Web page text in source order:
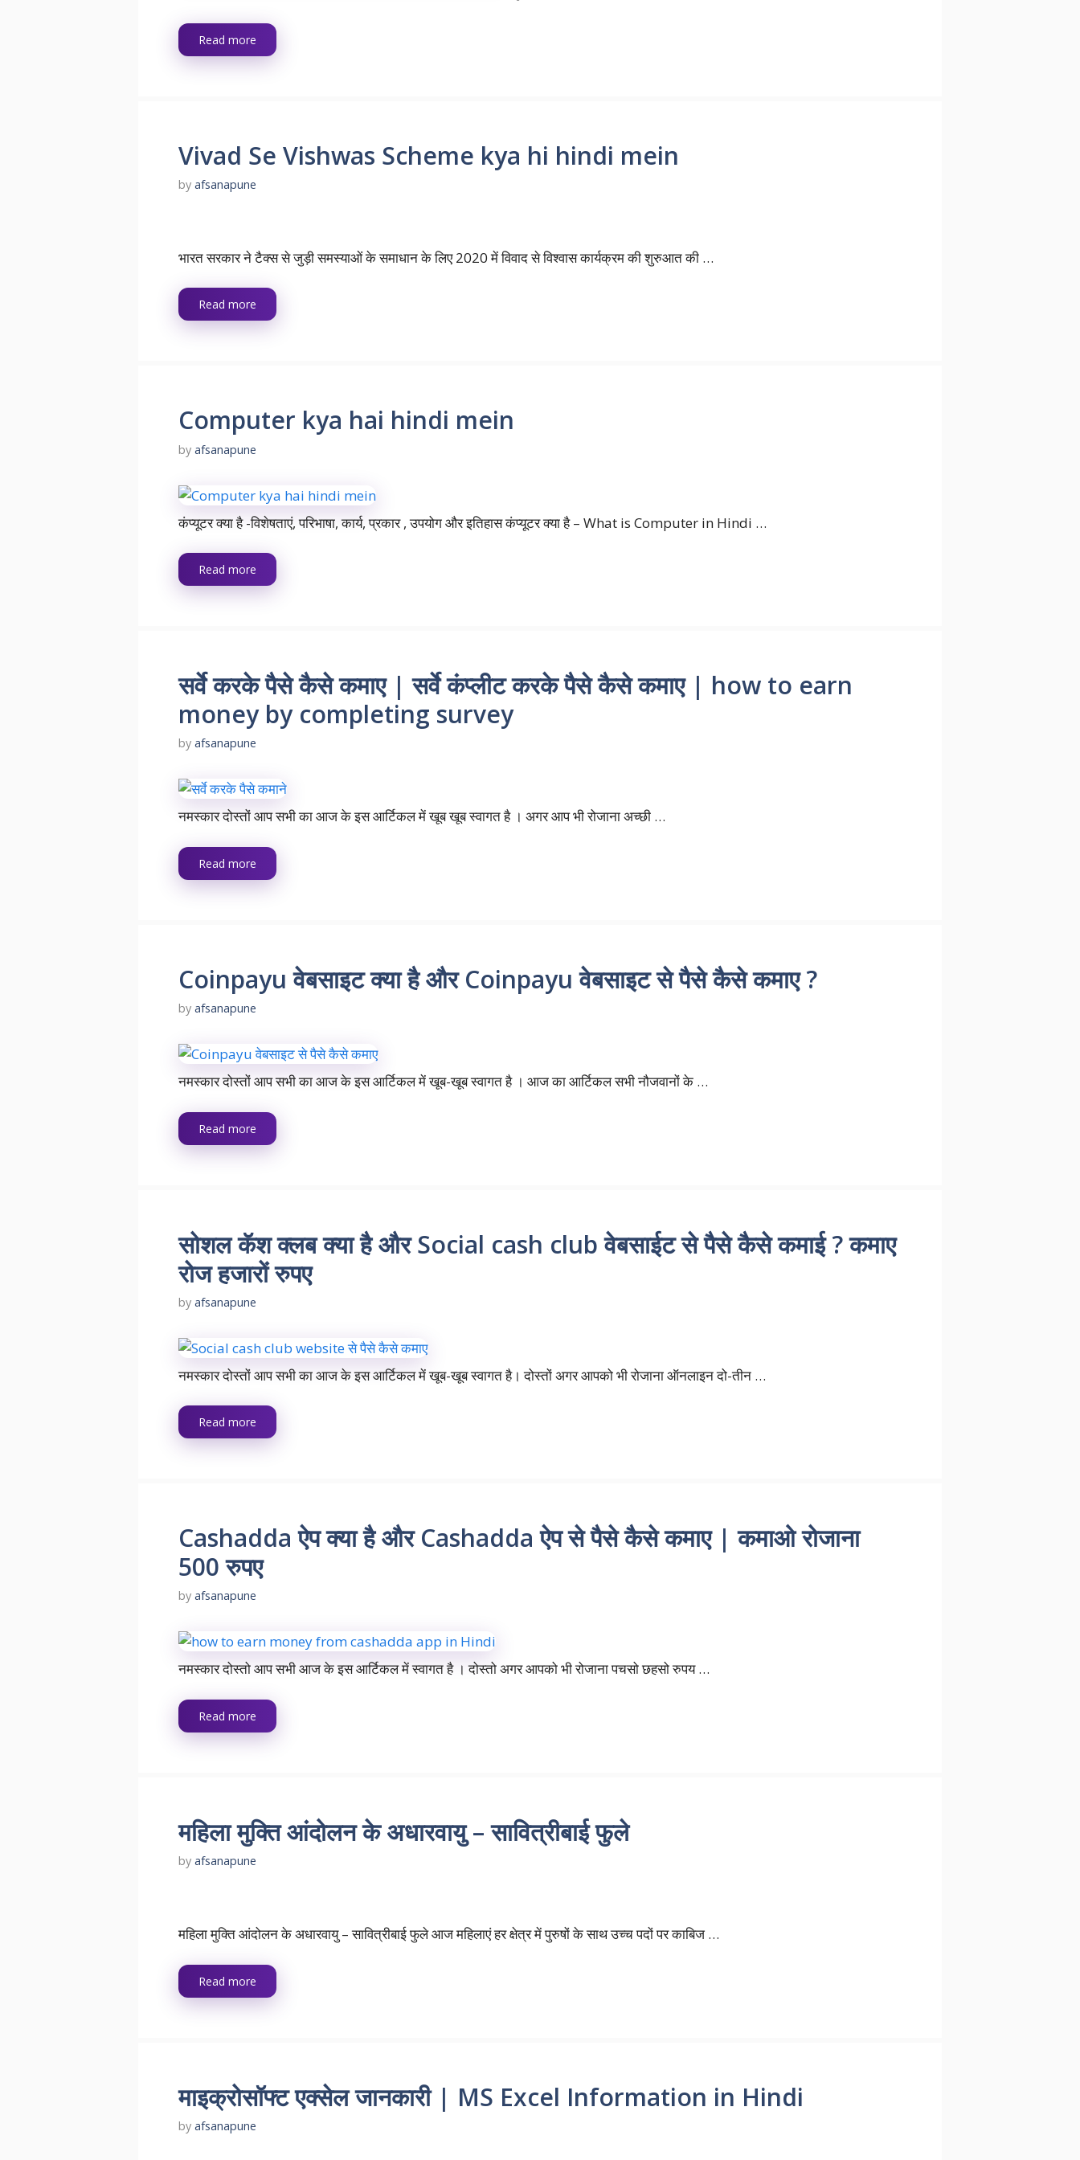
Read more
Vivad Se Vishwas Scheme kya hi hindi mein
by afsanapune
भारत सरकार ने टैक्स से जुड़ी समस्याओं के समाधान के लिए 2020 में विवाद से विश्वास कार्यक्रम की शुरुआत की …
Read more
Computer kya hai hindi mein
by afsanapune
कंप्यूटर क्या है -विशेषताएं, परिभाषा, कार्य, प्रकार , उपयोग और इतिहास कंप्यूटर क्या है – What is Computer in Hindi …
Read more
सर्वे करके पैसे कैसे कमाए | सर्वे कंप्लीट करके पैसे कैसे कमाए | how to earn
money by completing survey
by afsanapune
नमस्कार दोस्तों आप सभी का आज के इस आर्टिकल में खूब खूब स्वागत है । अगर आप भी रोजाना अच्छी …
Read more
Coinpayu वेबसाइट क्या है और Coinpayu वेबसाइट से पैसे कैसे कमाए ?
by afsanapune
नमस्कार दोस्तों आप सभी का आज के इस आर्टिकल में खूब-खूब स्वागत है । आज का आर्टिकल सभी नौजवानों के …
Read more
सोशल कॅश क्लब क्या है और Social cash club वेबसाईट से पैसे कैसे कमाई ? कमाए
रोज हजारों रुपए
by afsanapune
नमस्कार दोस्तों आप सभी का आज के इस आर्टिकल में खूब-खूब स्वागत है। दोस्तों अगर आपको भी रोजाना ऑनलाइन दो-तीन …
Read more
Cashadda ऐप क्या है और Cashadda ऐप से पैसे कैसे कमाए | कमाओ रोजाना
500 रुपए
by afsanapune
नमस्कार दोस्तो आप सभी आज के इस आर्टिकल में स्वागत है । दोस्तो अगर आपको भी रोजाना पचसो छहसो रुपय …
Read more
महिला मुक्ति आंदोलन के अधारवायु – सावित्रीबाई फुले
by afsanapune
महिला मुक्ति आंदोलन के अधारवायु – सावित्रीबाई फुले आज महिलाएं हर क्षेत्र में पुरुषों के साथ उच्च पदों पर काबिज …
Read more
माइक्रोसॉफ्ट एक्सेल जानकारी | MS Excel Information in Hindi
by afsanapune